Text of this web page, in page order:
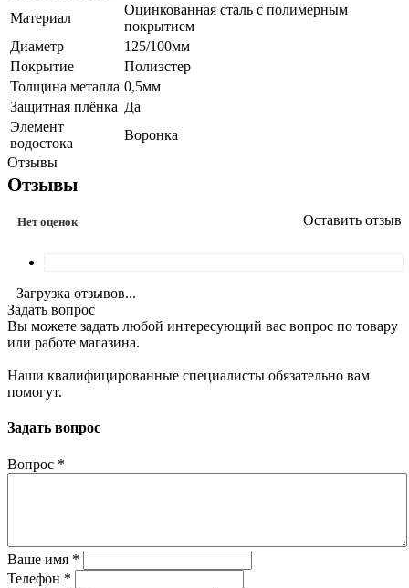
Материал
Оцинкованная сталь с полимерным
покрытием
Диаметр
125/100мм
Покрытие
Полиэстер
Толщина металла 0,5мм
Защитная плёнка Да
Элемент
водостока
Воронка
Отзывы
Отзывы
Нет оценок Оставить отзыв
Загрузка отзывов...
Задать вопрос
Вы можете задать любой интересующий вас вопрос по товару
или работе магазина.
Наши квалифицированные специалисты обязательно вам
помогут.
Задать вопрос
Вопрос *
Ваше имя *
Телефон *